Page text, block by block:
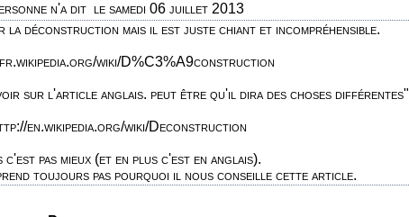
n'a dit le samedi 06 juillet 2013
déconstruction mais il est juste chiant et incompréhensible.
wiki/D%C3%A9construction
sur l'article anglais. peut être qu'il dira des choses différentes"
en.wikipedia.org/wiki/Deconstruction
c'est pas mieux (et en plus c'est en anglais).
toujours pas pourquoi il nous conseille cette article.